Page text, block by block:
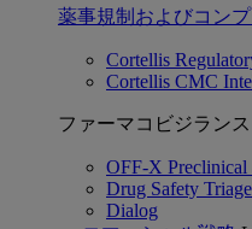
薬事規制およびコン
Cortellis
Cortellis CMC
ファーマコビジラン
OFF-X Preclinical
Drug Safety
Dialog